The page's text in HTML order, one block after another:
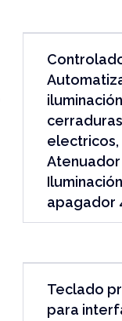
electricos,
apagador
Teclado
para